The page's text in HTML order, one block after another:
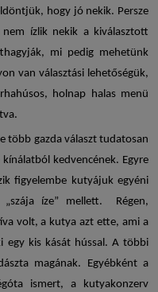
hogy jó nekik. Persze
nem ízlik nekik a kiválasztott
mi pedig mehetünk
van választási lehetőségük,
holnap halas menü
több gazda választ tudatosan
kedvencének. Egyre
figyelembe kutyájuk egyéni
„szája íze” mellett. Régen,
volt, a kutya azt ette, ami a
egy kis kását hússal. A többi
magának. Egyébként a
ismert, a kutyakonzerv